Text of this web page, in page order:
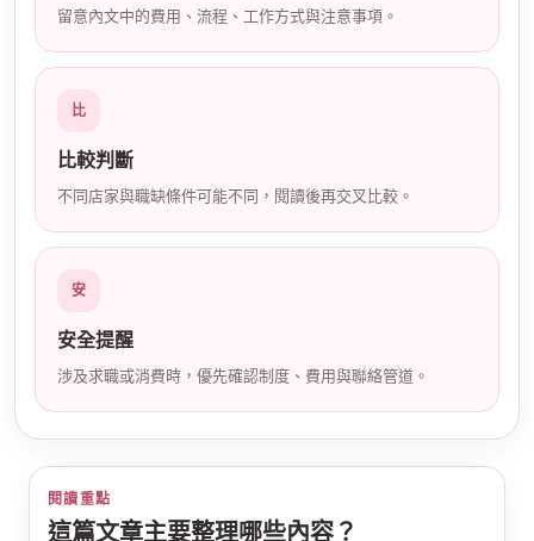
留意內文中的費用、流程、工作方式與注意事項。
比
比較判斷
不同店家與職缺條件可能不同，閱讀後再交叉比較。
安
安全提醒
涉及求職或消費時，優先確認制度、費用與聯絡管道。
閱讀重點
這篇文章主要整理哪些內容？